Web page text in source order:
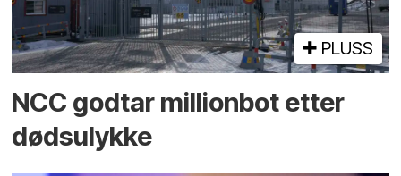
PLUSS
NCC godtar millionbot etter
dødsulykke